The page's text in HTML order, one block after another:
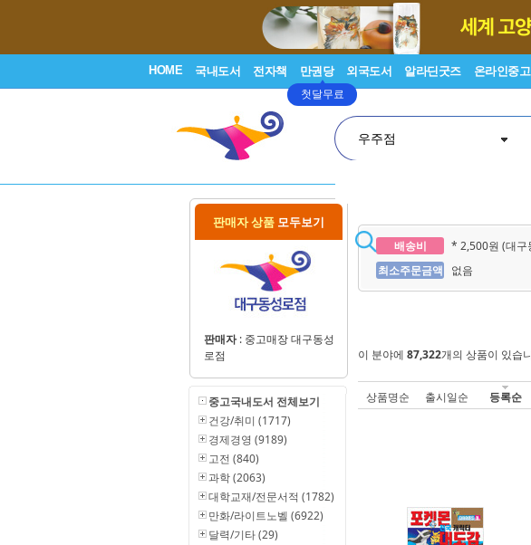
HOME 국내도서 전자책 만권당
첫달무료
외국도서 알라딘굿즈 온라인중고
우주점
판매자 상품 모두보기
판매자: 중고매장 대구동성
로점
중고국내도서 전체보기
건강/취미 (1717)
경제경영 (9189)
고전 (840)
과학 (2063)
대학교재/전문서적 (1782)
만화/라이트노벨 (6922)
달력/기타 (29)
배송비
* 2,500원 (대구
최소주문금액
없음
이 분야에 87,322개의 상품이 있습
상품명순 출시일순 등록순